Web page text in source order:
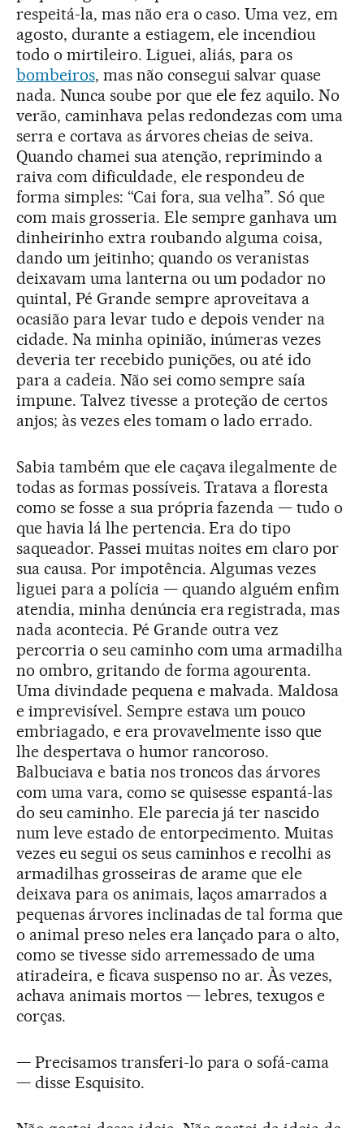
respeitá-la, mas não era o caso. Uma vez, em
agosto, durante a estiagem, ele incendiou
todo o mirtileiro. Liguei, aliás, para os
bombeiros, mas não consegui salvar quase
nada. Nunca soube por que ele fez aquilo. No
verão, caminhava pelas redondezas com uma
serra e cortava as árvores cheias de seiva.
Quando chamei sua atenção, reprimindo a
raiva com dificuldade, ele respondeu de
forma simples: “Cai fora, sua velha”. Só que
com mais grosseria. Ele sempre ganhava um
dinheirinho extra roubando alguma coisa,
dando um jeitinho; quando os veranistas
deixavam uma lanterna ou um podador no
quintal, Pé Grande sempre aproveitava a
ocasião para levar tudo e depois vender na
cidade. Na minha opinião, inúmeras vezes
deveria ter recebido punições, ou até ido
para a cadeia. Não sei como sempre saía
impune. Talvez tivesse a proteção de certos
anjos; às vezes eles tomam o lado errado.
Sabia também que ele caçava ilegalmente de
todas as formas possíveis. Tratava a floresta
como se fosse a sua própria fazenda — tudo o
que havia lá lhe pertencia. Era do tipo
saqueador. Passei muitas noites em claro por
sua causa. Por impotência. Algumas vezes
liguei para a polícia — quando alguém enfim
atendia, minha denúncia era registrada, mas
nada acontecia. Pé Grande outra vez
percorria o seu caminho com uma armadilha
no ombro, gritando de forma agourenta.
Uma divindade pequena e malvada. Maldosa
e imprevisível. Sempre estava um pouco
embriagado, e era provavelmente isso que
lhe despertava o humor rancoroso.
Balbuciava e batia nos troncos das árvores
com uma vara, como se quisesse espantá-las
do seu caminho. Ele parecia já ter nascido
num leve estado de entorpecimento. Muitas
vezes eu segui os seus caminhos e recolhi as
armadilhas grosseiras de arame que ele
deixava para os animais, laços amarrados a
pequenas árvores inclinadas de tal forma que
o animal preso neles era lançado para o alto,
como se tivesse sido arremessado de uma
atiradeira, e ficava suspenso no ar. Às vezes,
achava animais mortos — lebres, texugos e
corças.
— Precisamos transferi-lo para o sofá-cama
— disse Esquisito.